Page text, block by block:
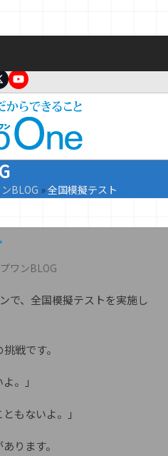
YouTube
BLOG »全国模擬テスト
ワンBLOG
で、全国模擬テストを実施し
戦です。
。」
もないよ。」
ります。